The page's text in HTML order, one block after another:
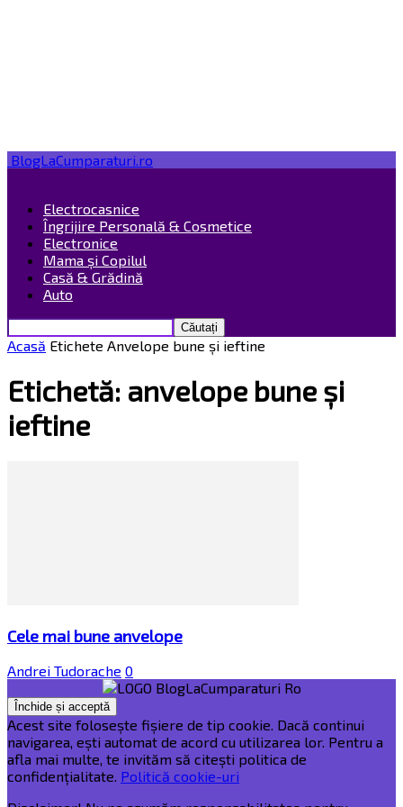
BlogLaCumparaturi.ro
Electrocasnice
Îngrijire Personală & Cosmetice
Electronice
Mama și Copilul
Casă & Grădină
Auto
Acasă Etichete Anvelope bune și ieftine
Etichetă: anvelope bune și
ieftine
Cele mai bune anvelope
Andrei Tudorache 0
Acest site folosește fișiere de tip cookie. Dacă continui
navigarea, ești automat de acord cu utilizarea lor. Pentru a
afla mai multe, te invităm să citești politica de
confidențialitate. Politică cookie-uri